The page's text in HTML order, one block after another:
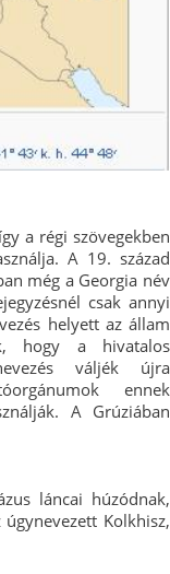
a régi szövegekben
A 19. század
még a Georgia név
csak annyi
helyett az állam
hogy a hivatalos
váljék újra
ennek
A Grúziában
láncai húzódnak,
Kolkhisz,